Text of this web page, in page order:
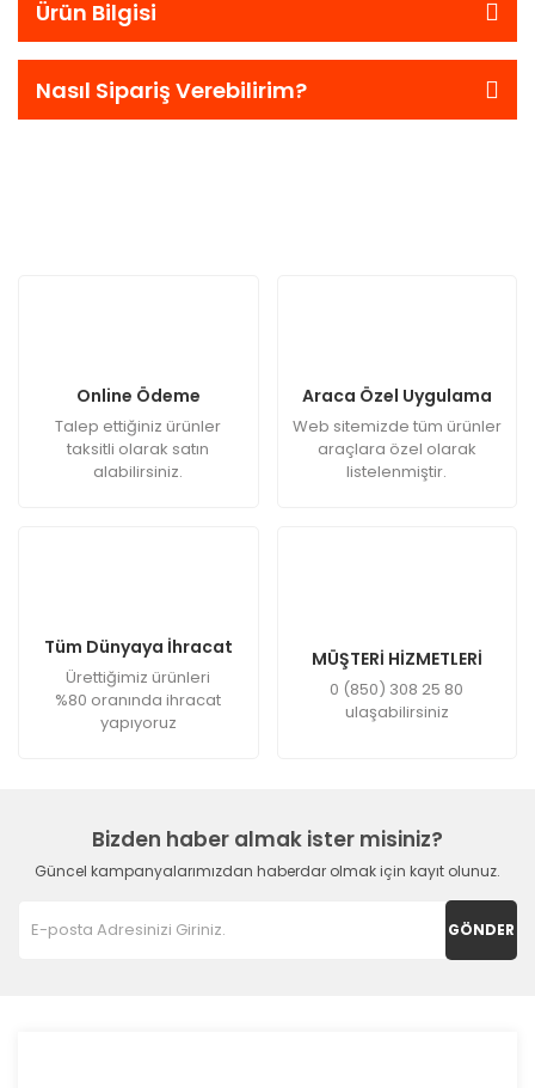
Ürün Bilgisi
Nasıl Sipariş Verebilirim?
Online Ödeme
Talep ettiğiniz ürünler
taksitli olarak satın
alabilirsiniz.
Araca Özel Uygulama
Web sitemizde tüm ürünler
araçlara özel olarak
listelenmiştir.
Tüm Dünyaya İhracat
Ürettiğimiz ürünleri
%80 oranında ihracat
yapıyoruz
MÜŞTERİ HİZMETLERİ
0 (850) 308 25 80
ulaşabilirsiniz
Bizden haber almak ister misiniz?
Güncel kampanyalarımızdan haberdar olmak için kayıt olunuz.
GÖNDER